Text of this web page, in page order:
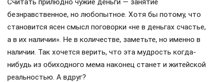
Считать прилюдно чужие деньги — занятие
безнравственное, но любопытное. Хотя бы потому, что
становится ясен смысл поговорки «не в деньгах счастье,
а в их наличии». Не в количестве, заметьте, но именно в
наличии. Так хочется верить, что эта мудрость когда-
нибудь из обиходного мема наконец станет и житейской
реальностью. А вдруг?